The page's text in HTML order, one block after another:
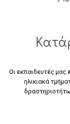
Οι εκπαιδευτές μας
ηλικιακά